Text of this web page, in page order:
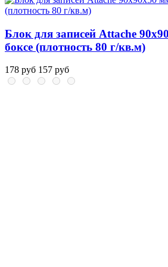
Блок для записей Attache
боксе (плотность 80 г/кв.м)
178 руб 157 руб